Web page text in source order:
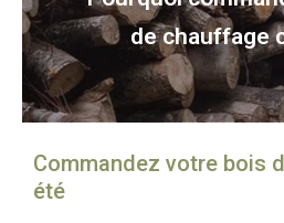
de chauffage
Commandez votre bois
été